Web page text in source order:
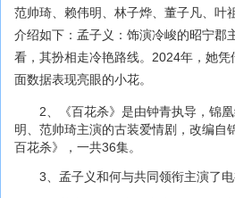
范帅琦、赖伟明、林子烨、董子凡、叶
介绍如下：孟子义：饰演冷峻的昭宁郡
看，其扮相走冷艳路线。2024年，她
面数据表现亮眼的小花。
2、《百花杀》是由钟青执导，锦
明、范帅琦主演的古装爱情剧，改编自
百花杀》，一共36集。
3、孟子义和何与共同领衔主演了电